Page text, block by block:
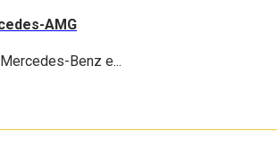
AMG
Benz e...